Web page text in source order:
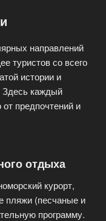
направлений
туристов со всего
истории и
Здесь каждый
предпочтений и
отдыха
курорт,
пляжи (песчаные и
программу.